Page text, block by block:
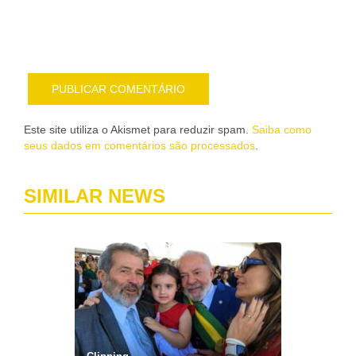
Este site utiliza o Akismet para reduzir spam. Saiba como
seus dados em comentários são processados
SIMILAR NEWS